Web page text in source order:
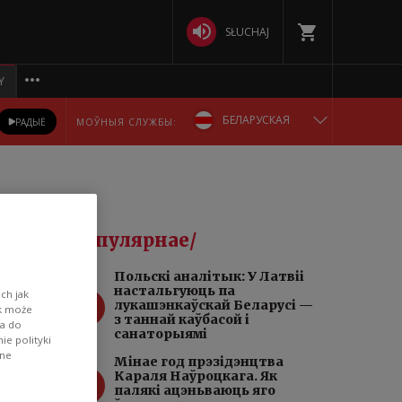
SŁUCHAJ
РАДЫЁ МОЎНЫЯ СЛУЖБЫ: БЕЛАРУСКАЯ
РУССКИЙ
Папулярнае/
Польскі аналітык: У Латвіі
настальгуюць па
лукашэнкаўскай Беларусі —
з таннай каўбасой і
санаторыямі
Мінае год прэзідэнцтва
Караля Наўроцкага. Як
палякі ацэньваюць яго
jak
może
do
polityki